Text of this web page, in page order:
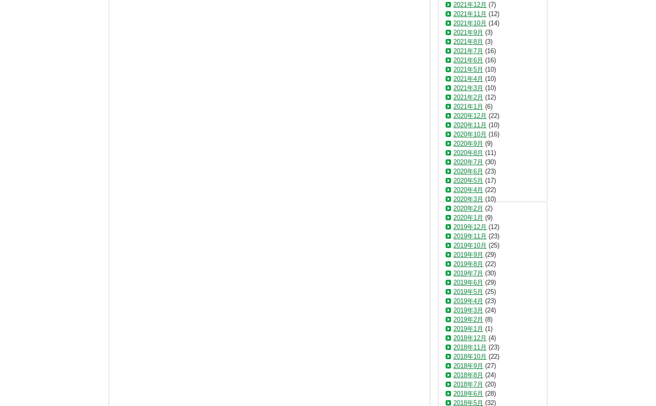
2021年12月 (7)
2021年11月 (12)
2021年10月 (14)
2021年9月 (3)
2021年8月 (3)
2021年7月 (16)
2021年6月 (16)
2021年5月 (10)
2021年4月 (10)
2021年3月 (10)
2021年2月 (12)
2021年1月 (6)
2020年12月 (22)
2020年11月 (10)
2020年10月 (16)
2020年9月 (9)
2020年8月 (11)
2020年7月 (30)
2020年6月 (23)
2020年5月 (17)
2020年4月 (22)
2020年3月 (10)
2020年2月 (2)
2020年1月 (9)
2019年12月 (12)
2019年11月 (23)
2019年10月 (25)
2019年9月 (29)
2019年8月 (22)
2019年7月 (30)
2019年6月 (29)
2019年5月 (25)
2019年4月 (23)
2019年3月 (24)
2019年2月 (8)
2019年1月 (1)
2018年12月 (4)
2018年11月 (23)
2018年10月 (22)
2018年9月 (27)
2018年8月 (24)
2018年7月 (20)
2018年6月 (28)
2018年5月 (32)